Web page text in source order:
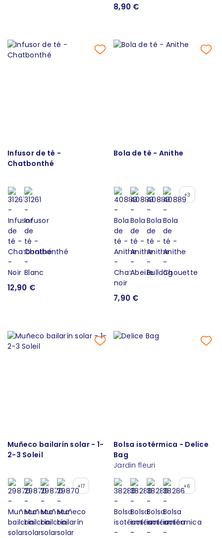
8,90 €
Infusor de té -
Chatbonthé
12,90 €
Bola de té - Anithe
+3
7,90 €
Muñeco bailarín solar - 1-
2-3 Soleil
+17
Bolsa isotérmica - Delice
Bag
Jardin fleuri
+6